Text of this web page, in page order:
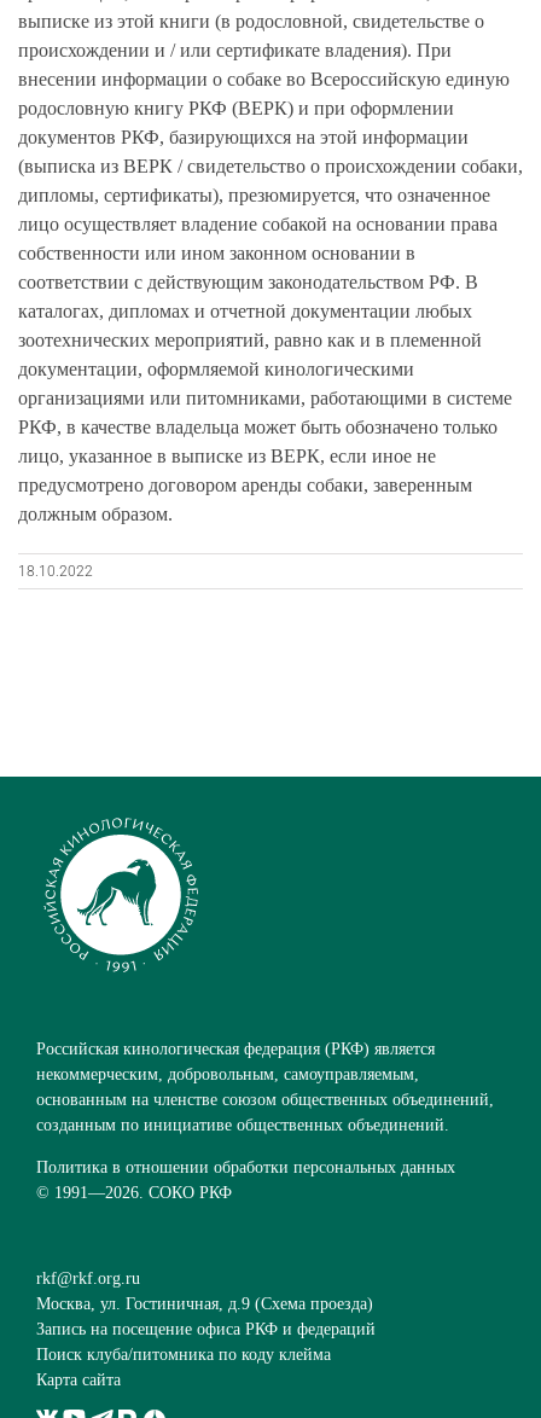
выписке из этой книги (в родословной, свидетельстве о
происхождении и / или сертификате владения). При
внесении информации о собаке во Всероссийскую единую
родословную книгу РКФ (ВЕРК) и при оформлении
документов РКФ, базирующихся на этой информации
(выписка из ВЕРК / свидетельство о происхождении собаки,
дипломы, сертификаты), презюмируется, что означенное
лицо осуществляет владение собакой на основании права
собственности или ином законном основании в
соответствии с действующим законодательством РФ. В
каталогах, дипломах и отчетной документации любых
зоотехнических мероприятий, равно как и в племенной
документации, оформляемой кинологическими
организациями или питомниками, работающими в системе
РКФ, в качестве владельца может быть обозначено только
лицо, указанное в выписке из ВЕРК, если иное не
предусмотрено договором аренды собаки, заверенным
должным образом.
18.10.2022
Российская кинологическая федерация (РКФ) является
некоммерческим, добровольным, самоуправляемым,
основанным на членстве союзом общественных объединений,
созданным по инициативе общественных объединений.
Политика в отношении обработки персональных данных
© 1991—2026. СОКО РКФ
rkf@rkf.org.ru
Москва, ул. Гостиничная, д.9 (Схема проезда)
Запись на посещение офиса РКФ и федераций
Поиск клуба/питомника по коду клейма
Карта сайта